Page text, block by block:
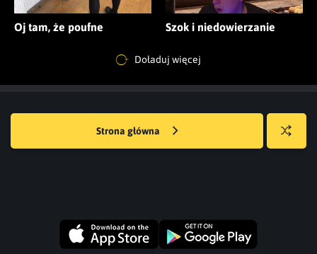
Oj tam, że poufne Szok i niedowierzanie
Doładuj więcej
Strona główna